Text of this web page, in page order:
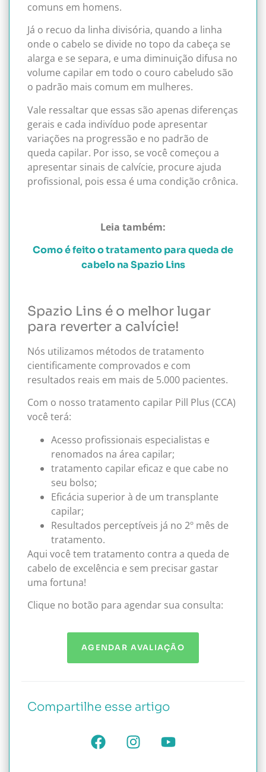
comuns em homens.
Já o recuo da linha divisória, quando a linha
onde o cabelo se divide no topo da cabeça se
alarga e se separa, e uma diminuição difusa no
volume capilar em todo o couro cabeludo são
o padrão mais comum em mulheres.
Vale ressaltar que essas são apenas diferenças
gerais e cada indivíduo pode apresentar
variações na progressão e no padrão de
queda capilar. Por isso, se você começou a
apresentar sinais de calvície, procure ajuda
profissional, pois essa é uma condição crônica.
Leia também:
Como é feito o tratamento para queda de
cabelo na Spazio Lins
Spazio Lins é o melhor lugar
para reverter a calvície!
Nós utilizamos métodos de tratamento
cientificamente comprovados e com
resultados reais em mais de 5.000 pacientes.
Com o nosso tratamento capilar Pill Plus (CCA)
você terá:
Acesso profissionais especialistas e
renomados na área capilar;
tratamento capilar eficaz e que cabe no
seu bolso;
Eficácia superior à de um transplante
capilar;
Resultados perceptíveis já no 2º mês de
tratamento.
Aqui você tem tratamento contra a queda de
cabelo de excelência e sem precisar gastar
uma fortuna!
Clique no botão para agendar sua consulta:
AGENDAR AVALIAÇÃO
Compartilhe esse artigo